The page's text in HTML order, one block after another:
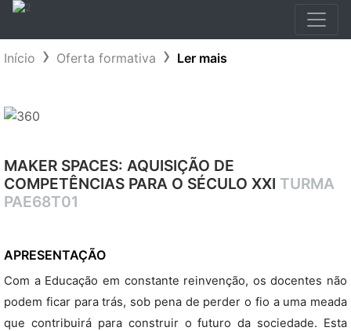
Início Oferta formativa Ler mais
MAKER SPACES: AQUISIÇÃO DE
COMPETÊNCIAS PARA O SÉCULO XXI TURMA
PAE68T01
APRESENTAÇÃO
Com a Educação em constante reinvenção, os docentes não
podem ficar para trás, sob pena de perder o fio a uma meada
que contribuirá para construir o futuro da sociedade. Esta